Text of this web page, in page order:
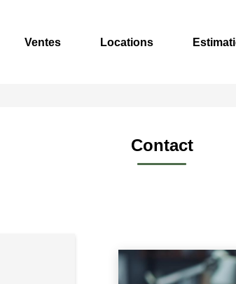
Ventes Locations
Contact